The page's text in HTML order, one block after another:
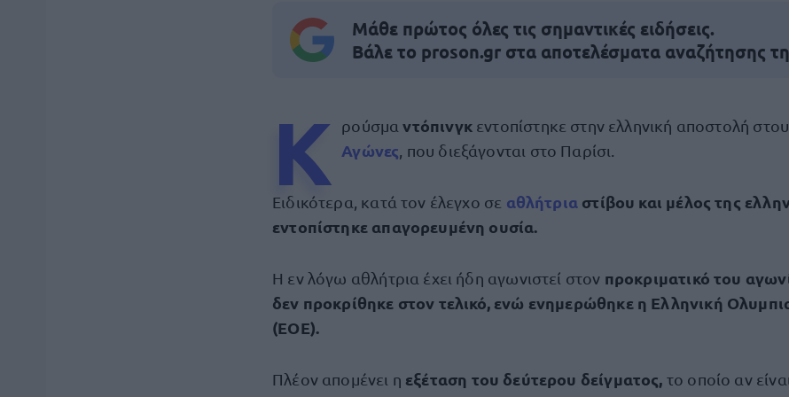
Μάθε πρώτος όλες τις σημαντικές ειδήσεις.
Βάλε το proson.gr στα αποτελέσματα αναζήτησης
Κ ρούσμαντόπινγκ εντοπίστηκε στην ελληνική αποστολή
Αγώνες , που διεξάγονται στο Παρίσι.
Ειδικότερα, κατά τον έλεγχο σε αθλήτρια στίβου και μέλος της
εντοπίστηκε απαγορευμένη ουσία.
Η εν λόγω αθλήτρια έχει ήδη αγωνιστεί στον προκριματικό του
δεν προκρίθηκε στον τελικό, ενώ ενημερώθηκε η Ελληνική
(ΕΟΕ).
Πλέον απομένει η εξέταση του δεύτερου δείγματος, το οποίο αν